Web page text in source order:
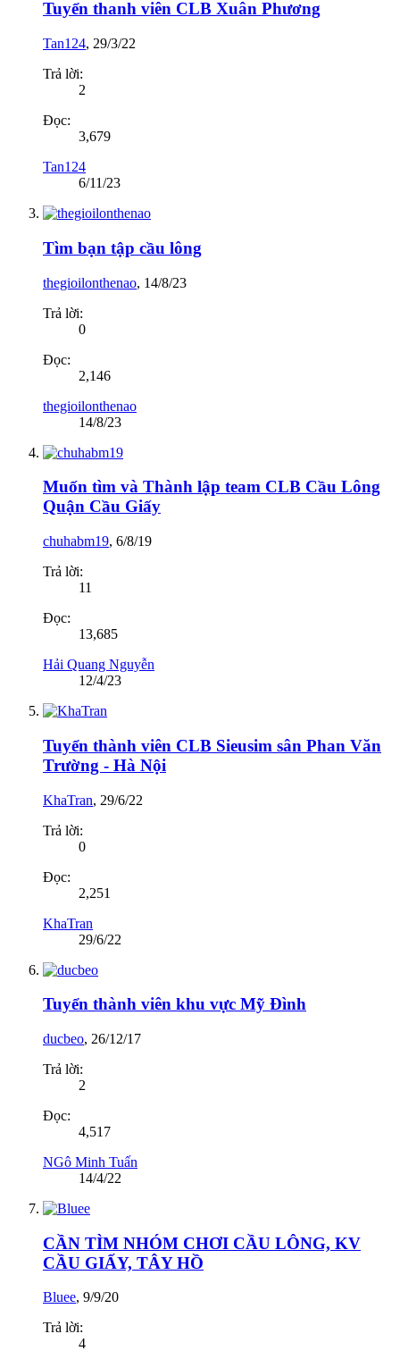
Tuyển thanh viên CLB Xuân Phương
Tan124, 29/3/22
Trả lời:
2
Đọc:
3,679
Tan124
6/11/23
Tìm bạn tập cầu lông
thegioilonthenao, 14/8/23
Trả lời:
0
Đọc:
2,146
thegioilonthenao
14/8/23
Muốn tìm và Thành lập team CLB Cầu Lông
Quận Cầu Giấy
chuhabm19, 6/8/19
Trả lời:
11
Đọc:
13,685
Hải Quang Nguyễn
12/4/23
Tuyển thành viên CLB Sieusim sân Phan Văn
Trường - Hà Nội
KhaTran, 29/6/22
Trả lời:
0
Đọc:
2,251
KhaTran
29/6/22
Tuyển thành viên khu vực Mỹ Đình
ducbeo, 26/12/17
Trả lời:
2
Đọc:
4,517
NGô Minh Tuấn
14/4/22
CẦN TÌM NHÓM CHƠI CẦU LÔNG, KV
CẦU GIẤY, TÂY HỒ
Bluee, 9/9/20
Trả lời:
4